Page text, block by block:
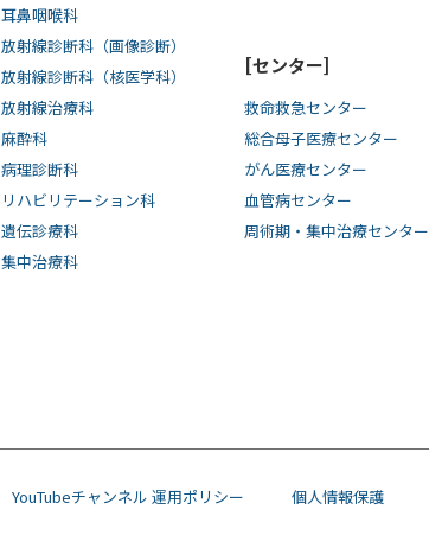
耳鼻咽喉科
放射線診断科（画像診断）
放射線診断科（核医学科）
放射線治療科
麻酔科
病理診断科
リハビリテーション科
遺伝診療科
集中治療科
[センター]
救命救急センター
総合母子医療センター
がん医療センター
血管病センター
周術期・集中治療センター
YouTubeチャンネル 運用ポリシー 個人情報保護